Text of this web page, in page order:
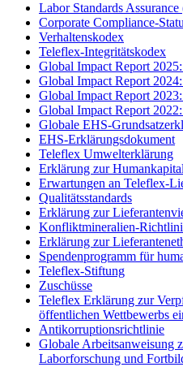
Labor Standards
Corporate Compliance-
Verhaltenskodex
Teleflex-Integritätskodex
Global Impact Report
Global Impact Report
Global Impact Report
Global Impact Report
Globale EHS-
EHS-Erklärungsdokument
Teleflex Umwelterklärung
Erklärung zur
Erwartungen an Teleflex-
Qualitätsstandards
Erklärung zur
Konfliktmineralien-
Erklärung zur
Spendenprogramm für
Teleflex-Stiftung
Zuschüsse
Teleflex Erklärung zur
öffentlichen Wettbewerbs
Antikorruptionsrichtlinie
Globale Arbeitsanweisung
Laborforschung und